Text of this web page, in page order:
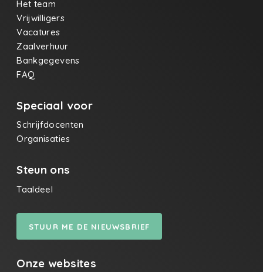
Het team
Vrijwilligers
Vacatures
Zaalverhuur
Bankgegevens
FAQ
Speciaal voor
Schrijfdocenten
Organisaties
Steun ons
Taaldeel
STUUR ME DE NIEUWSBRIEF
Onze websites